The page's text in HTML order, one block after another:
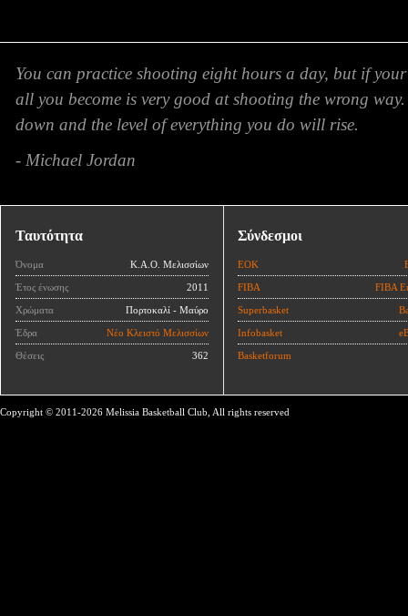
You can practice shooting eight hours a day, but if
all you become is very good at shooting the wrong
down and the level of everything you do will rise.
- Michael Jordan
Ταυτότητα
Όνομα Κ.Α.Ο. Μελισσίων
Έτος ένωσης 2011
Χρώματα Πορτοκαλί - Μαύρο
Έδρα Νέο Κλειστό Μελισσίων
Θέσεις 362
Σύνδεσμοι
ΕΟΚ
FIBA FIBA
Superbasket
Infobasket
Basketforum
Copyright © 2011-2026 Melissia Basketball Club, All rights reserved